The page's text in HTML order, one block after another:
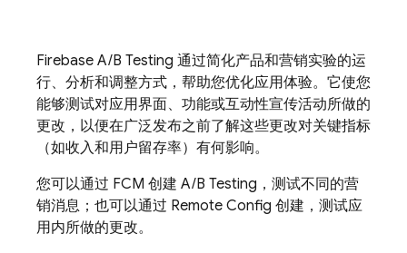
Firebase A/B Testing 通过简化产品和营销实验的运
行、分析和调整方式，帮助您优化应用体验。它使您
能够测试对应用界面、功能或互动性宣传活动所做的
更改，以便在广泛发布之前了解这些更改对关键指标
（如收入和用户留存率）有何影响。
您可以通过 FCM 创建 A/B Testing ，测试不同的营
销消息；也可以通过 Remote Config 创建，测试应
用内所做的更改。